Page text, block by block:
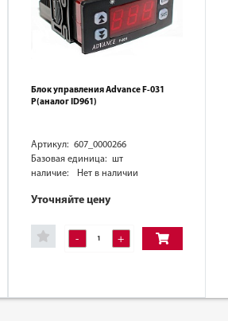
Блок управления Advance F-031
P(аналог ID961)
Артикул: 607_0000266
Базовая единица: шт
наличие:
Нет в наличии
Уточняйте цену
- +